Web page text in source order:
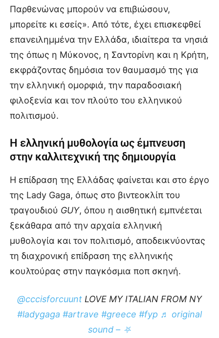
Παρθενώνας μπορούν να επιβιώσουν,
μπορείτε κι εσείς». Από τότε, έχει επισκεφθεί
επανειλημμένα την Ελλάδα, ιδιαίτερα τα νησιά
της όπως η Μύκονος, η Σαντορίνη και η Κρήτη,
εκφράζοντας δημόσια τον θαυμασμό της για
την ελληνική ομορφιά, την παραδοσιακή
φιλοξενία και τον πλούτο του ελληνικού
πολιτισμού.
Η ελληνική μυθολογία ως έμπνευση
στην καλλιτεχνική της δημιουργία
Η επίδραση της Ελλάδας φαίνεται και στο έργο
της Lady Gaga, όπως στο βιντεοκλίπ του
τραγουδιού GUY, όπου η αισθητική εμπνέεται
ξεκάθαρα από την αρχαία ελληνική
μυθολογία και τον πολιτισμό, αποδεικνύοντας
τη διαχρονική επίδραση της ελληνικής
κουλτούρας στην παγκόσμια ποπ σκηνή.
@cccisforcuunt LOVE MY ITALIAN FROM NY
#ladygaga #artrave #greece #fyp ♬ original
sound – ⛧